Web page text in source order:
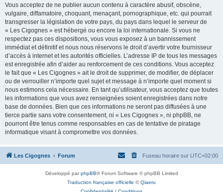
Vous acceptez de ne publier aucun contenu à caractère abusif, obscène,
vulgaire, diffamatoire, choquant, menaçant, pornographique, etc. qui pourrait
transgresser la législation de votre pays, du pays dans lequel le serveur de
« Les Cigognes » est hébergé ou encore la loi internationale. Si vous ne
respectez pas ces dispositions, vous vous exposez à un bannissement
immédiat et définitif et nous nous réservons le droit d’avertir votre fournisseur
d’accès à internet et les autorités officielles. L’adresse IP de tous les messages
est enregistrée afin d’aider au renforcement de ces conditions. Vous acceptez
le fait que « Les Cigognes » ait le droit de supprimer, de modifier, de déplacer
ou de verrouiller n’importe quel sujet et message à n’importe quel moment si
nous estimons cela nécessaire. En tant qu’utilisateur, vous acceptez que toutes
les informations que vous avez renseignées soient enregistrées dans notre
base de données. Bien que ces informations ne seront pas diffusées à une
tierce partie sans votre consentement, ni « Les Cigognes », ni phpBB, ne
pourront être tenus comme responsables en cas de tentative de piratage
informatique visant à compromettre vos données.
Les Cigognes Forum Fuseau horaire sur UTC+02:00
Développé parphpBB® Forum Software © phpBB Limited
Traduction française officielle ©Qiaeru